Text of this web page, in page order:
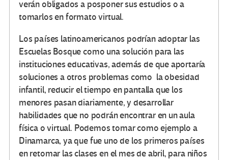
verán obligados a posponer sus estudios o a
tomarlos en formato virtual.
Los países latinoamericanos podrían adoptar las
Escuelas Bosque como una solución para las
instituciones educativas, además de que aportaría
soluciones a otros problemas como la obesidad
infantil, reducir el tiempo en pantalla que los
menores pasan diariamente, y desarrollar
habilidades que no podrán encontrar en un aula
física o virtual. Podemos tomar como ejemplo a
Dinamarca, ya que fue uno de los primeros países
en retomar las clases en el mes de abril, para niños